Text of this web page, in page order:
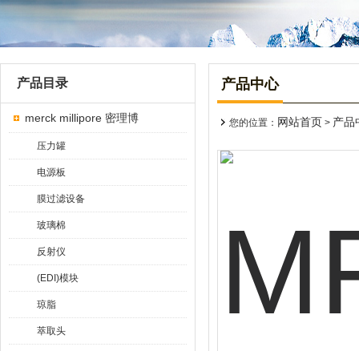
产品目录
merck millipore 密理博
压力罐
电源板
膜过滤设备
玻璃棉
反射仪
(EDI)模块
琼脂
萃取头
产品中心
您的位置： 网站首页 > 产品